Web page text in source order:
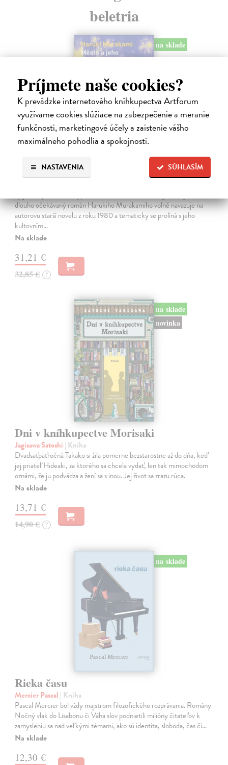
Príjmete naše cookies?
K prevádzke internetového kníhkupectva Artforum
využívame cookies slúžiace na zabezpečenie a meranie
funkčnosti, marketingové účely a zaistenie vášho
maximálneho pohodlia a spokojnosti.
SÚHLASÍM
NASTAVENIA
beletria
na sklade
Město a jeho nejisté zdi
dlouho očekávaný román Harukiho Murakamiho volně navazuje na
autorovu starší novelu z roku 1980 a tematicky se prolíná s jeho
kultovním…
Na sklade
31,21 €
32,85 € ?
na sklade
novinka
Dni v kníhkupectve Morisaki
Jagisawa Satoshi | Kniha
Dvadsaťpäťročná Takako si žila pomerne bezstarostne až do dňa, keď
jej priateľ Hideaki, za ktorého sa chcela vydať, len tak mimochodom
oznámi, že ju podvádza a žení sa s inou. Jej život sa zrazu rúca.
Na sklade
13,71 €
14,90 € ?
na sklade
Rieka času
Mercier Pascal | Kniha
Pascal Mercier bol vždy majstrom filozofického rozprávania. Romány
Nočný vlak do Lisabonu či Váha slov podnietili milióny čitateľov k
zamysleniu sa nad veľkými témami, ako sú identita, sloboda, čas či…
Na sklade
12,30 €